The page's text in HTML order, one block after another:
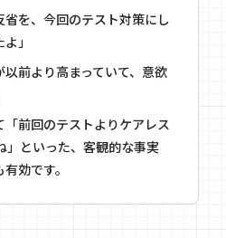
省を、今回のテスト対策にし
」
以前より高まっていて、意欲
前回のテストよりケアレス
」といった、客観的な事実
効です。